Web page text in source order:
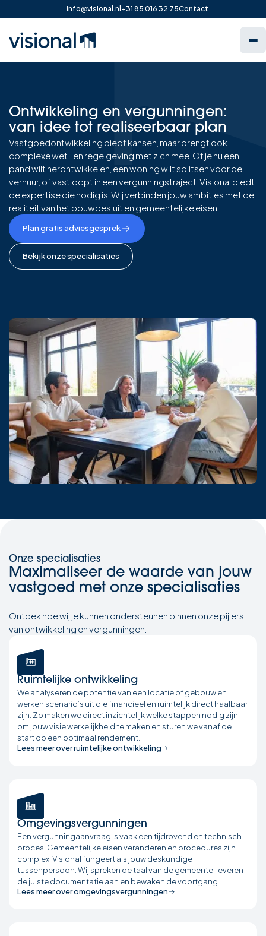
info@visional.nl +31 85 016 32 75Contact
Ontwikkeling en vergunningen:
van idee tot realiseerbaar plan
Vastgoedontwikkeling biedt kansen, maar brengt ook
complexe wet- en regelgeving met zich mee. Of je nu een
pand wilt herontwikkelen, een woning wilt splitsen voor de
verhuur, of vastloopt in een vergunningstraject: Visional biedt
de expertise die nodig is. Wij verbinden jouw ambities met de
realiteit van het bouwbesluit en gemeentelijke eisen.
Plan gratis adviesgesprek
Bekijk onze specialisaties
Onze specialisaties
Maximaliseer de waarde van jouw
vastgoed met onze specialisaties
Ontdek hoe wij je kunnen ondersteunen binnen onze pijlers
van ontwikkeling en vergunningen.
Ruimtelijke ontwikkeling
We analyseren de potentie van een locatie of gebouw en
werken scenario’s uit die financieel en ruimtelijk direct haalbaar
zijn. Zo maken we direct inzichtelijk welke stappen nodig zijn
om jouw visie werkelijkheid te maken en sturen we vanaf de
start op een optimaal rendement.
Lees meer over ruimtelijke ontwikkeling
Omgevingsvergunningen
Een vergunningaanvraag is vaak een tijdrovend en technisch
proces. Gemeentelijke eisen veranderen en procedures zijn
complex. Visional fungeert als jouw deskundige
tussenpersoon. Wij spreken de taal van de gemeente, leveren
de juiste documentatie aan en bewaken de voortgang.
Lees meer over omgevingsvergunningen